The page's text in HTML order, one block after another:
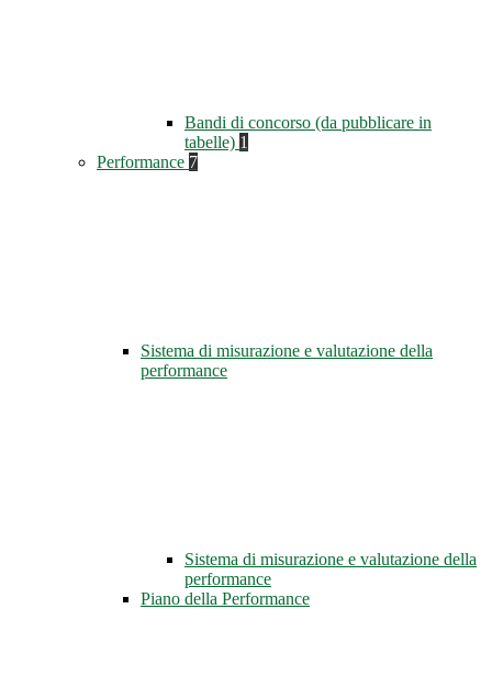
Bandi di concorso (da pubblicare in
tabelle) 1
Performance 7
Sistema di misurazione e valutazione della
performance
Sistema di misurazione e valutazione della
performance
Piano della Performance